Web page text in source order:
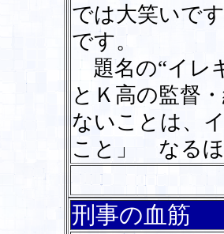
では大笑いで
です。
題名の“イレ
とＫ高の監督
ないことは、
こと」 なる
刑事の血筋